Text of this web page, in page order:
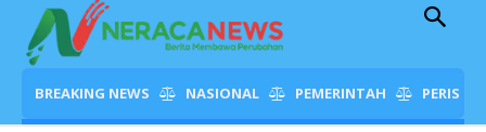
BREAKING NEWS NASIONAL PEMERINTAH